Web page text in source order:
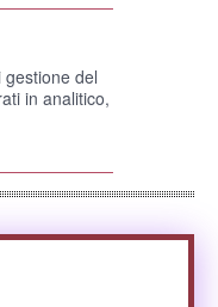
del
in analitico,